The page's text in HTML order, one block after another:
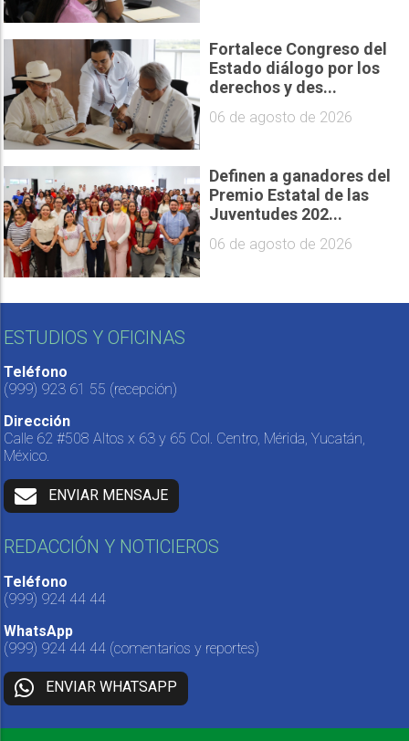
Fortalece Congreso del
Estado diálogo por los
derechos y des...
06 de agosto de 2026
Definen a ganadores del
Premio Estatal de las
Juventudes 202...
06 de agosto de 2026
ESTUDIOS Y OFICINAS
Teléfono
(999) 923 61 55 (recepción)
Dirección
Calle 62 #508 Altos x 63 y 65 Col. Centro, Mérida, Yucatán,
México.
ENVIAR MENSAJE
REDACCIÓN Y NOTICIEROS
Teléfono
(999) 924 44 44
WhatsApp
(999) 924 44 44 (comentarios y reportes)
ENVIAR WHATSAPP